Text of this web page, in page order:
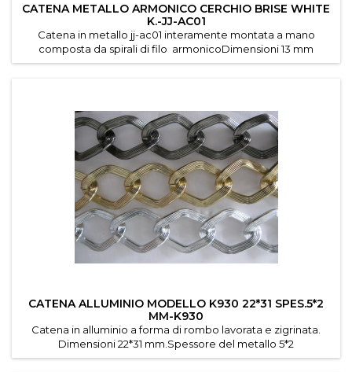
CATENA METALLO ARMONICO CERCHIO BRISE WHITE
K.-JJ-AC01
Catena in metallo jj-ac01 interamente montata a mano
composta da spirali di filo armonicoDimensioni 13 mm
circaDisponibile nelle colorazione white k.Venduta in
CATENA ALLUMINIO MODELLO K930 22*31 SPES.5*2
MM-K930
Catena in alluminio a forma di rombo lavorata e zigrinata.
Dimensioni 22*31 mm.Spessore del metallo 5*2
mm.Colori: argentato ,dorato,nero.Venduta in confezioni da